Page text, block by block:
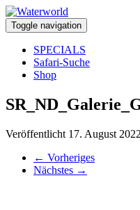
Toggle navigation
SPECIALS
Safari-Suche
Shop
Veröffentlicht 17. August 2022
← Vorheriges
Nächstes →